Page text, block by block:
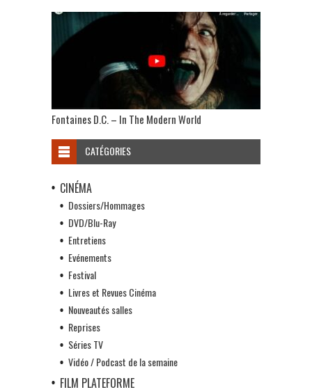
Fontaines D.C. – In The Modern World
CATÉGORIES
CINÉMA
Dossiers/Hommages
DVD/Blu-Ray
Entretiens
Evénements
Festival
Livres et Revues Cinéma
Nouveautés salles
Reprises
Séries TV
Vidéo / Podcast de la semaine
FILM PLATEFORME